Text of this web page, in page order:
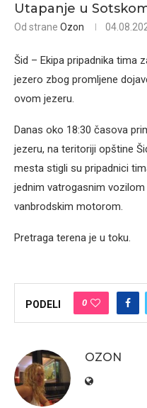
Utapanje u
Od strane Ozon
Šid – Ekipa pripadnika tima
jezero zbog promljene
ovom jezeru.
Danas oko 18:30 časova
jezeru, na teritoriji opštine
mesta stigli su pripadnici
jednim vatrogasnim
vanbrodskim motorom.
Pretraga terena je u toku.
PODELI 0
OZON